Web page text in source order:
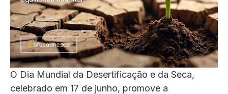
O Dia Mundial da Desertificação e da Seca,
celebrado em 17 de junho, promove a